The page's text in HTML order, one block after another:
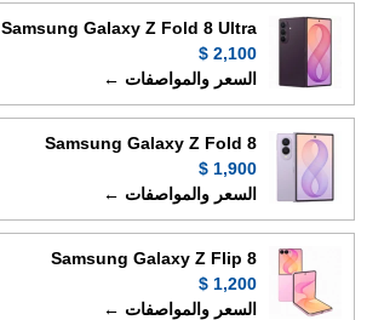
Samsung Galaxy Z Fold 8 Ultra
2,100 $
السعر والمواصفات ←
Samsung Galaxy Z Fold 8
1,900 $
السعر والمواصفات ←
Samsung Galaxy Z Flip 8
1,200 $
السعر والمواصفات ←